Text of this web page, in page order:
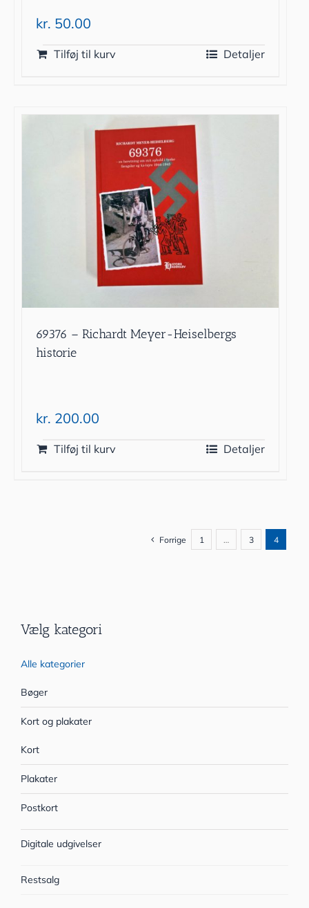
kr. 50.00
Tilføj til kurv Detaljer
69376 – Richardt Meyer-Heiselbergs
historie
kr. 200.00
Tilføj til kurv Detaljer
Forrige 1 … 3 4
Vælg kategori
Alle kategorier
Bøger
Kort og plakater
Kort
Plakater
Postkort
Digitale udgivelser
Restsalg